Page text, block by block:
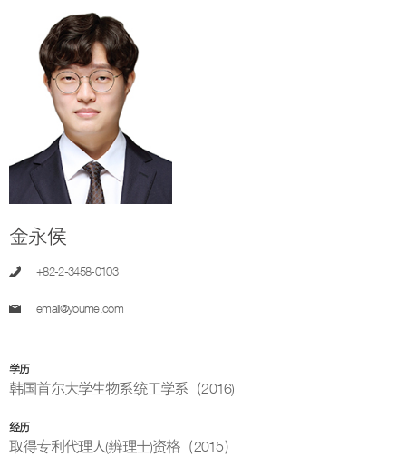
金永侯
+82-2-3458-0103
email@youme.com
学历
韩国首尔大学生物系统工学系（2016)
经历
取得专利代理人(辨理士)资格（2015）